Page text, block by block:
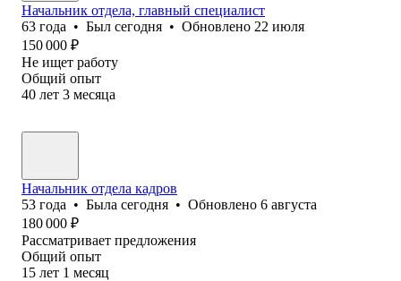
Начальник отдела, главный специалист
63 года • Был сегодня • Обновлено 22 июля
150 000 ₽
Не ищет работу
Общий опыт
40 лет 3 месяца
Начальник отдела кадров
53 года • Была сегодня • Обновлено 6 августа
180 000 ₽
Рассматривает предложения
Общий опыт
15 лет 1 месяц